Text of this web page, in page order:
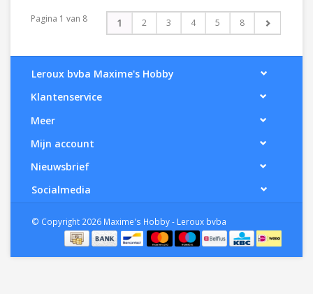
Pagina 1 van 8 1 2 3 4 5 8
Leroux bvba Maxime's Hobby
Klantenservice
Meer
Mijn account
Nieuwsbrief
Socialmedia
© Copyright 2026 Maxime's Hobby - Leroux bvba